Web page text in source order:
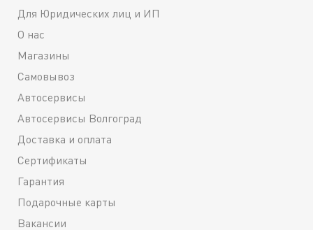
Для Юридических лиц и ИП
О нас
Магазины
Самовывоз
Автосервисы
Автосервисы Волгоград
Доставка и оплата
Сертификаты
Гарантия
Подарочные карты
Вакансии